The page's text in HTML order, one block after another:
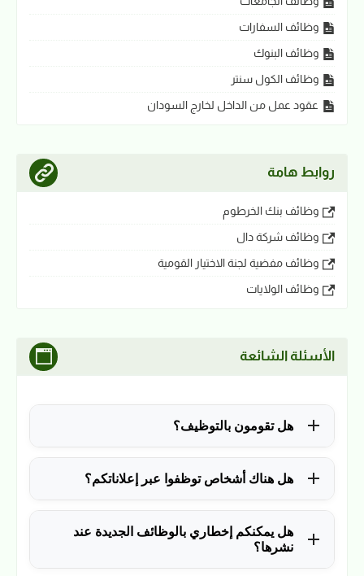
وظائف السفارات
وظائف البنوك
وظائف الكول سنتر
عقود عمل من الداخل لخارج السودان
روابط هامة
وظائف بنك الخرطوم
وظائف شركة دال
وظائف مفضية لجنة الاختيار القومية
وظائف الولايات
الأسئلة الشائعة
هل تقومون بالتوظيف؟
للأسف لا، في الوقت الحالي نقوم فقط بنشر الوظائف
المتاحة.هل هناك أشخاص توظفوا عبر إعلاناتكم؟
نعم ولله الحمد، منذ التأسيس في 2018 نشرنا آلاف
الوظائف، وكانت سببًا في توظيف آلاف من المتابعين.
هل يمكنكم إخطاري بالوظائف الجديدة عند
نشرها؟